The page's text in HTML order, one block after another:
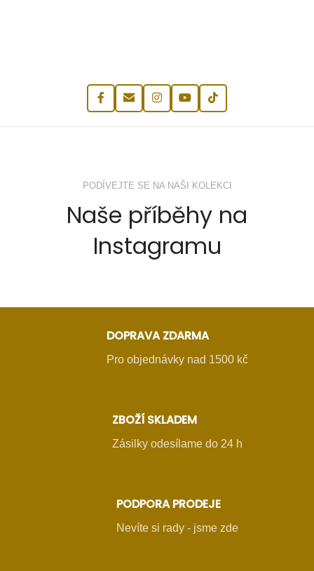
PODÍVEJTE SE NA NAŠI KOLEKCI
Naše příběhy na
Instagramu
DOPRAVA ZDARMA
Pro objednávky nad 1500 kč
ZBOŽÍ SKLADEM
Zásilky odesílame do 24 h
PODPORA PRODEJE
Nevíte si rady - jsme zde